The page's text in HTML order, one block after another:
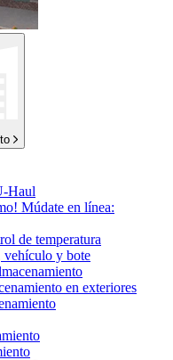
Haul
Múdate en línea:
de temperatura
vehículo y bote
en exteriores